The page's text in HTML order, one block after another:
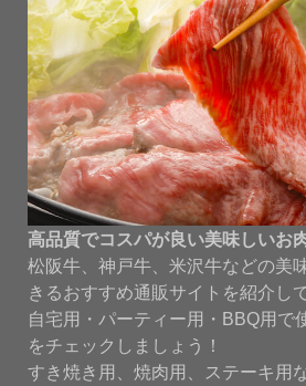
高品質でコスパが良い美味しいお
松阪牛、神戸牛、米沢牛などの美
きるおすすめ通販サイトを紹介し
自宅用・パーティー用・BBQ用で
をチェックしましょう！
すき焼き用、焼肉用、ステーキ用